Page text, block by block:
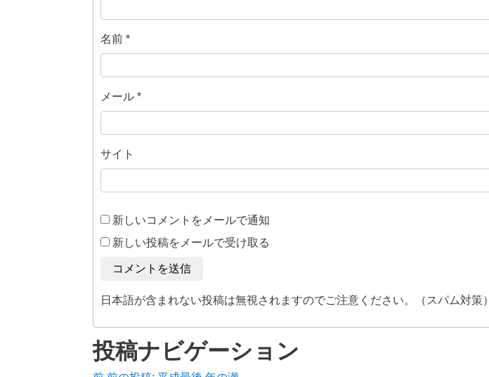
名前 *
メール *
サイト
新しいコメントをメールで通知
新しい投稿をメールで受け取る
日本語が含まれない投稿は無視されますのでご注意ください。（スパム対策）
投稿ナビゲーション